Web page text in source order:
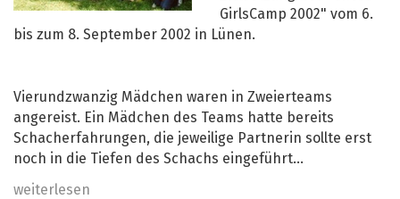
GirlsCamp 2002" vom 6.
bis zum 8. September 2002 in Lünen.
Vierundzwanzig Mädchen waren in Zweierteams
angereist. Ein Mädchen des Teams hatte bereits
Schacherfahrungen, die jeweilige Partnerin sollte erst
noch in die Tiefen des Schachs eingeführt...
weiterlesen